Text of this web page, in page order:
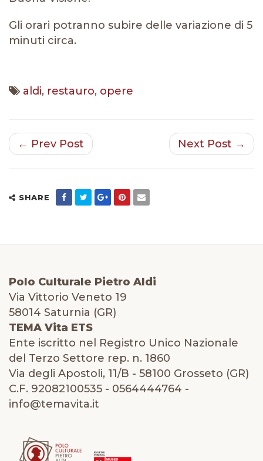
Gli orari potranno subire delle variazione di 5
minuti circa.
aldi, restauro, opere
← Prev Post Next Post →
SHARE
Polo Culturale Pietro Aldi
Via Vittorio Veneto 19
58014 Saturnia (GR)
TEMA Vita ETS
Ente iscritto nel Registro Unico Nazionale
del Terzo Settore rep. n. 1860
Via degli Apostoli, 11/B - 58100 Grosseto (GR)
C.F. 92082100535 - 0564444764 -
info@temavita.it